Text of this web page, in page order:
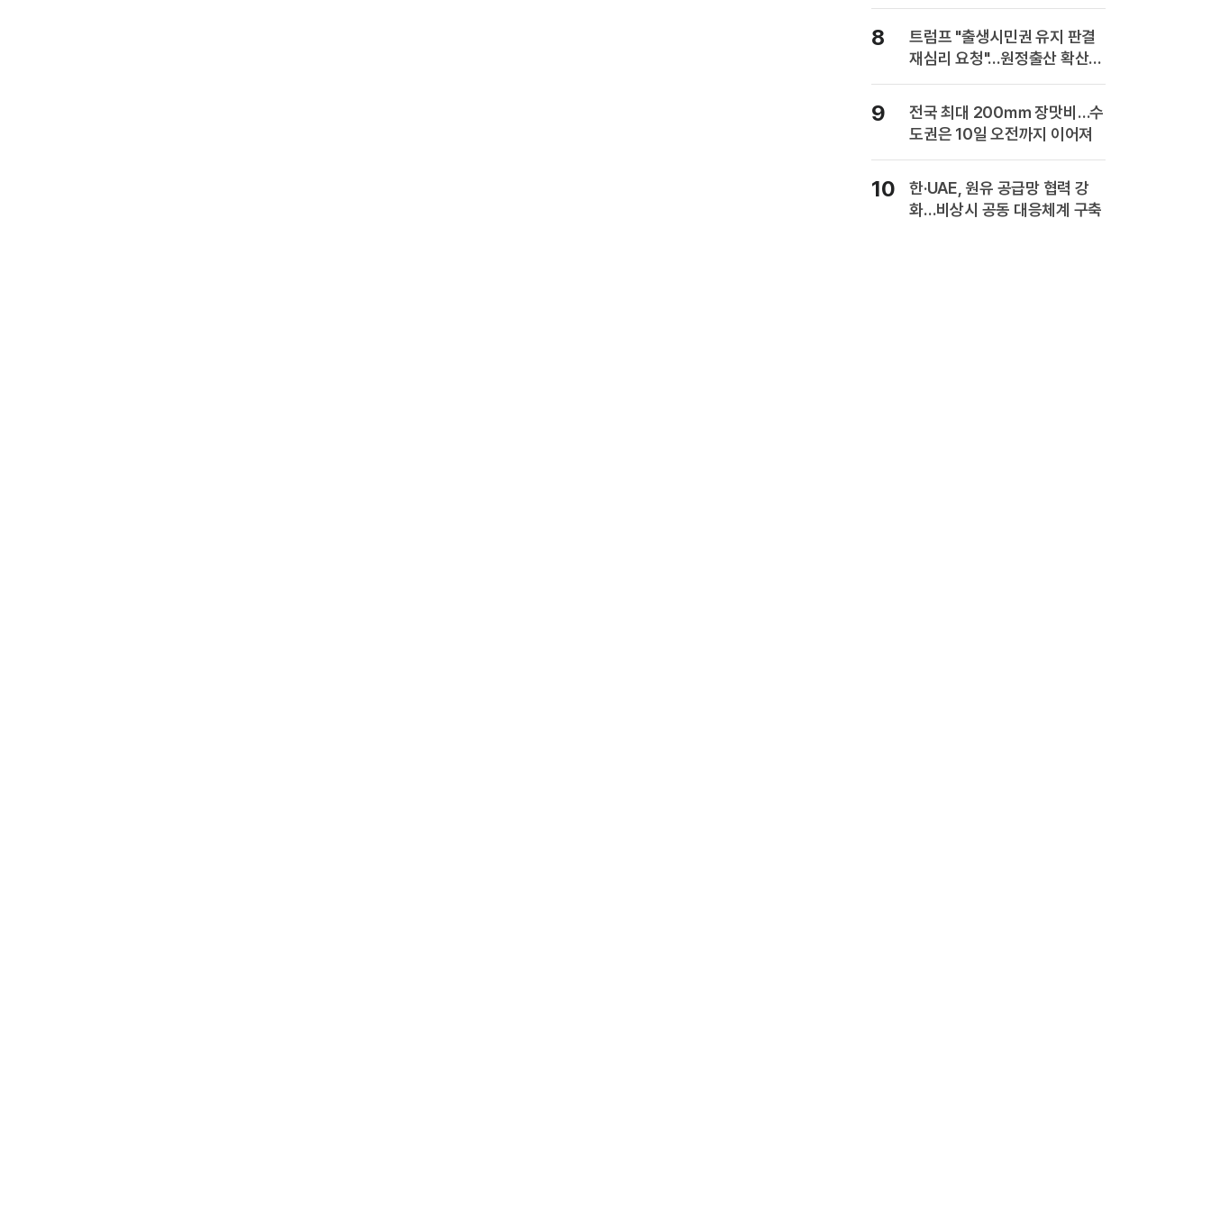
8
트럼프 "출생시민권 유지 판결
재심리 요청"…원정출산 확산
주장
9
전국 최대 200㎜ 장맛비…수
도권은 10일 오전까지 이어져
10
한·UAE, 원유 공급망 협력 강
화…비상시 공동 대응체계 구축